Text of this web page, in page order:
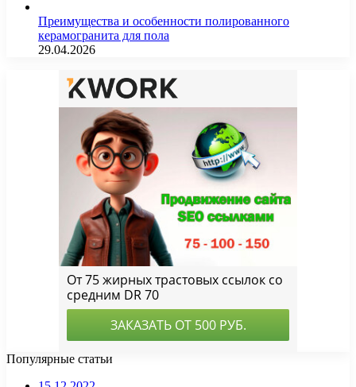
Преимущества и особенности полированного
керамогранита для пола
29.04.2026
Популярные статьи